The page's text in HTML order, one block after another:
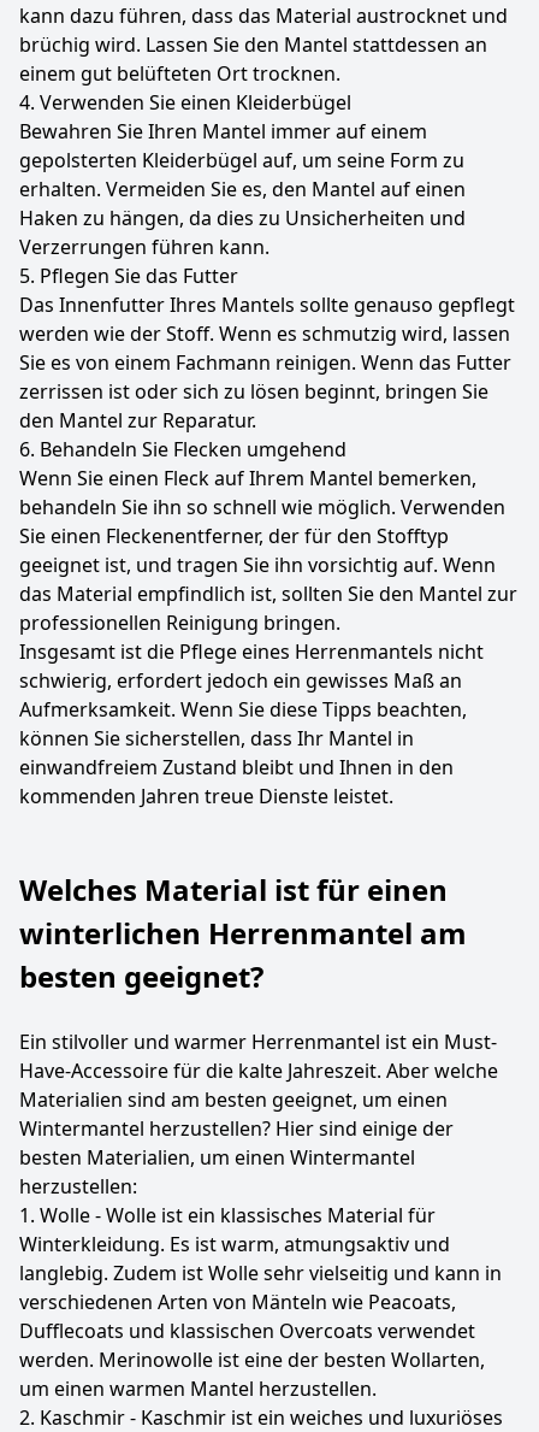
kann dazu führen, dass das Material austrocknet und
brüchig wird. Lassen Sie den Mantel stattdessen an
einem gut belüfteten Ort trocknen.
4. Verwenden Sie einen Kleiderbügel
Bewahren Sie Ihren Mantel immer auf einem
gepolsterten Kleiderbügel auf, um seine Form zu
erhalten. Vermeiden Sie es, den Mantel auf einen
Haken zu hängen, da dies zu Unsicherheiten und
Verzerrungen führen kann.
5. Pflegen Sie das Futter
Das Innenfutter Ihres Mantels sollte genauso gepflegt
werden wie der Stoff. Wenn es schmutzig wird, lassen
Sie es von einem Fachmann reinigen. Wenn das Futter
zerrissen ist oder sich zu lösen beginnt, bringen Sie
den Mantel zur Reparatur.
6. Behandeln Sie Flecken umgehend
Wenn Sie einen Fleck auf Ihrem Mantel bemerken,
behandeln Sie ihn so schnell wie möglich. Verwenden
Sie einen Fleckenentferner, der für den Stofftyp
geeignet ist, und tragen Sie ihn vorsichtig auf. Wenn
das Material empfindlich ist, sollten Sie den Mantel zur
professionellen Reinigung bringen.
Insgesamt ist die Pflege eines Herrenmantels nicht
schwierig, erfordert jedoch ein gewisses Maß an
Aufmerksamkeit. Wenn Sie diese Tipps beachten,
können Sie sicherstellen, dass Ihr Mantel in
einwandfreiem Zustand bleibt und Ihnen in den
kommenden Jahren treue Dienste leistet.
Welches Material ist für einen
winterlichen Herrenmantel am
besten geeignet?
Ein stilvoller und warmer Herrenmantel ist ein Must-
Have-Accessoire für die kalte Jahreszeit. Aber welche
Materialien sind am besten geeignet, um einen
Wintermantel herzustellen? Hier sind einige der
besten Materialien, um einen Wintermantel
herzustellen:
1. Wolle - Wolle ist ein klassisches Material für
Winterkleidung. Es ist warm, atmungsaktiv und
langlebig. Zudem ist Wolle sehr vielseitig und kann in
verschiedenen Arten von Mänteln wie Peacoats,
Dufflecoats und klassischen Overcoats verwendet
werden. Merinowolle ist eine der besten Wollarten,
um einen warmen Mantel herzustellen.
2. Kaschmir - Kaschmir ist ein weiches und luxuriöses